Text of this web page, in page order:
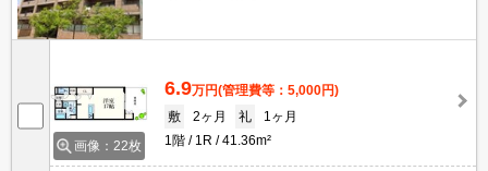
画像：22枚
6.9万円(管理費等：5,000円)
敷
2ヶ月 礼
1ヶ月
1階
1R 41.36m²